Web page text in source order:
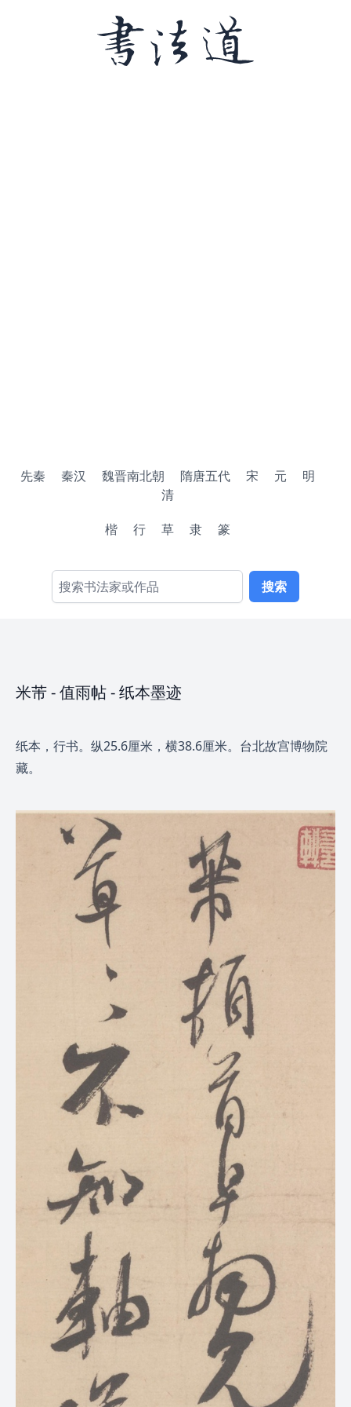
先秦 秦汉 魏晋南北朝 隋唐五代 宋 元
明
清
楷
行 草 隶 篆
搜索
米芾-值雨帖- 纸本墨迹
纸本，行书。纵25.6厘米，横38.6厘米。台北故宫博物院
藏。